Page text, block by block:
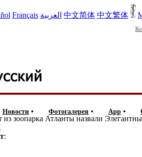
Français العربية 中文简体 中文繁体
Новости Фотогалерея App
из зоопарка Атланты назвали
: